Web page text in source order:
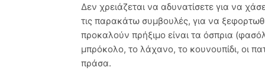
Δεν χρειάζεται να αδυνατίσετε για να
τις παρακάτω συμβουλές, για να
προκαλούν πρήξιμο είναι τα όσπρια
μπρόκολο, το λάχανο, το κουνουπίδι, οι
πράσα.